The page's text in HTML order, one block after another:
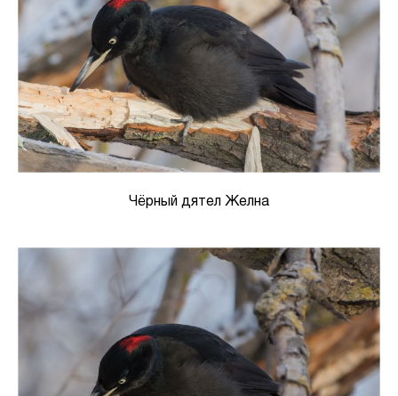
Чёрный дятел Желна